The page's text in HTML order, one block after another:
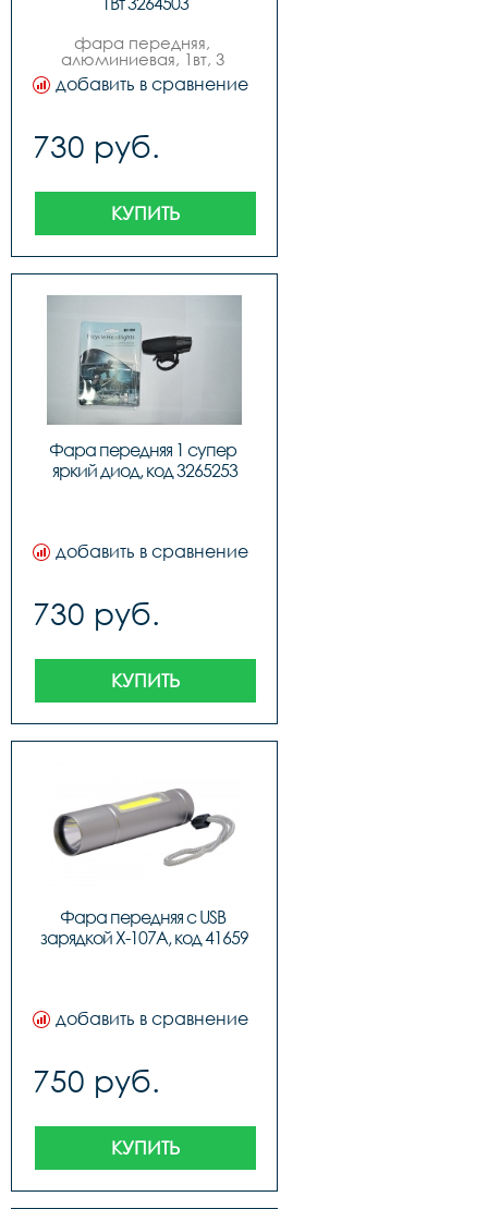
фара передняя,
алюминиевая, 1вт, 3
режима работы,
ближнийдальний свет, с
краями разного цвета 5
цветов, инд. упак., бренд
добавить в сравнение
730 руб.
КУПИТЬ
Фара передняя 1 супер
яркий диод, код 3265253
добавить в сравнение
730 руб.
КУПИТЬ
Фара передняя с USB
зарядкой X-107A, код 41659
добавить в сравнение
750 руб.
КУПИТЬ